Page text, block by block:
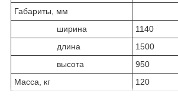
Габариты, мм
ширина
1140
длина
1500
высота
950
Масса, кг
120